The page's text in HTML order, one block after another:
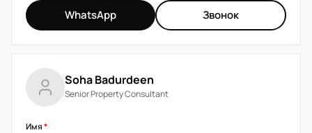
WhatsApp Звонок
Soha Badurdeen
Senior Property Consultant
Имя*